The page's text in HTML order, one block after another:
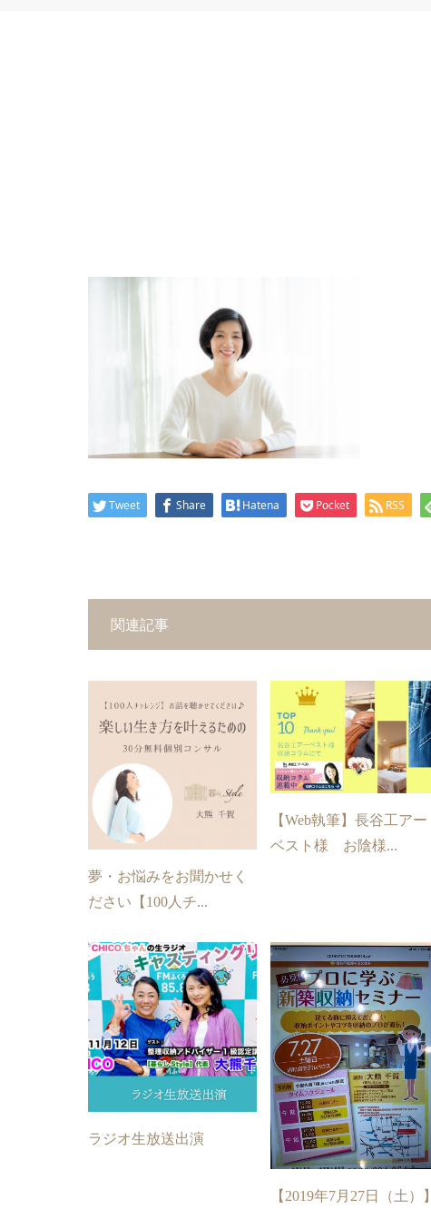
Tweet Share Hatena Pocket RSS
関連記事
夢・お悩みをお聞かせく
ださい【100人チ...
【Web執筆】長谷工アー
ベスト様 お陰様...
ラジオ生放送出演
【2019年7月27日（土）】